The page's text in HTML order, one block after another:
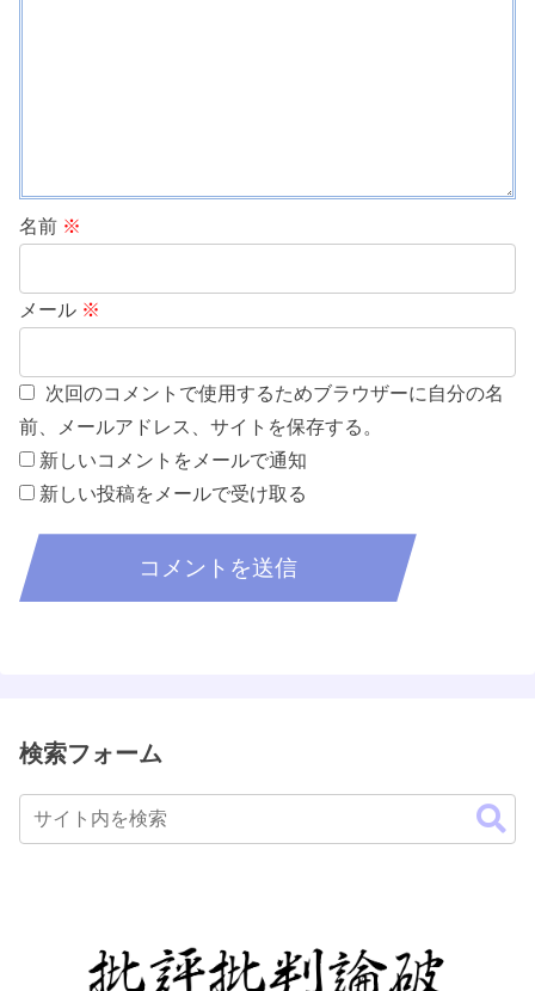
名前 ※
メール ※
次回のコメントで使用するためブラウザーに自分の名
前、メールアドレス、サイトを保存する。
新しいコメントをメールで通知
新しい投稿をメールで受け取る
検索フォーム